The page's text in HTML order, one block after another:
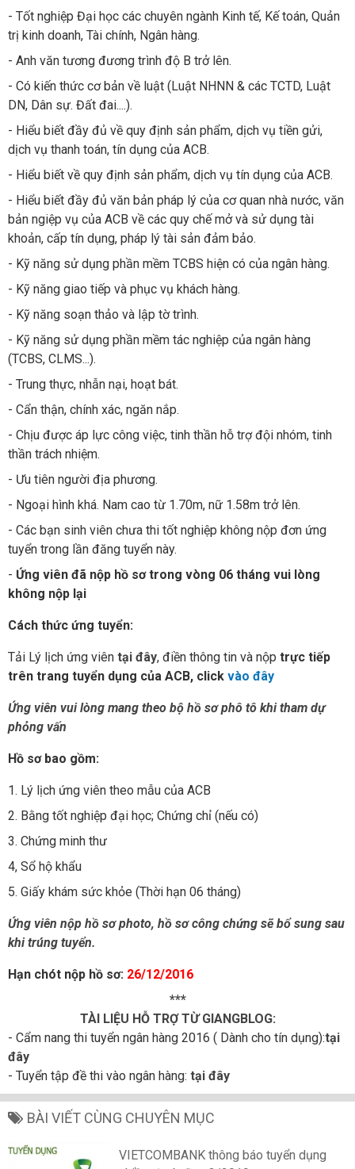
- Tốt nghiệp Đại học các chuyên ngành Kinh tế, Kế toán, Quản
trị kinh doanh, Tài chính, Ngân hàng.
- Anh văn tương đương trình độ B trở lên.
- Có kiến thức cơ bản về luật (Luật NHNN & các TCTD, Luật
DN, Dân sự. Đất đai....).
- Hiểu biết đầy đủ về quy định sản phẩm, dịch vụ tiền gửi,
dịch vụ thanh toán, tín dụng của ACB.
- Hiểu biết về quy định sản phẩm, dịch vụ tín dụng của ACB.
- Hiểu biết đầy đủ văn bản pháp lý của cơ quan nhà nước, văn
bản ngiệp vụ của ACB về các quy chế mở và sử dụng tài
khoản, cấp tín dụng, pháp lý tài sản đảm bảo.
- Kỹ năng sử dụng phần mềm TCBS hiện có của ngân hàng.
- Kỹ năng giao tiếp và phục vụ khách hàng.
- Kỹ năng soạn thảo và lập tờ trình.
- Kỹ năng sử dụng phần mềm tác nghiệp của ngân hàng
(TCBS, CLMS...).
- Trung thực, nhẫn nại, hoạt bát.
- Cẩn thận, chính xác, ngăn nắp.
- Chịu được áp lực công việc, tinh thần hỗ trợ đội nhóm, tinh
thần trách nhiệm.
- Ưu tiên người địa phương.
- Ngoại hình khá. Nam cao từ 1.70m, nữ 1.58m trở lên.
- Các bạn sinh viên chưa thi tốt nghiệp không nộp đơn ứng
tuyển trong lần đăng tuyển này.
- Ứng viên đã nộp hồ sơ trong vòng 06 tháng vui lòng
không nộp lại
Cách thức ứng tuyển:
Tải Lý lịch ứng viên tại đây, điền thông tin và nộp trực tiếp
trên trang tuyển dụng của ACB, click vào đây
Ứng viên vui lòng mang theo bộ hồ sơ phô tô khi tham dự
phỏng vấn
Hồ sơ bao gồm:
1. Lý lịch ứng viên theo mẫu của ACB
2. Bằng tốt nghiệp đại học; Chứng chỉ (nếu có)
3. Chứng minh thư
4, Sổ hộ khẩu
5. Giấy khám sức khỏe (Thời hạn 06 tháng)
Ứng viên nộp hồ sơ photo, hồ sơ công chứng sẽ bổ sung sau
khi trúng tuyển.
Hạn chót nộp hồ sơ: 26/12/2016
***
TÀI LIỆU HỖ TRỢ TỪ GIANGBLOG:
- Cẩm nang thi tuyển ngân hàng 2016 ( Dành cho tín dụng):tại
đây
- Tuyển tập đề thi vào ngân hàng: tại đây
BÀI VIẾT CÙNG CHUYÊN MỤC
VIETCOMBANK thông báo tuyển dụng